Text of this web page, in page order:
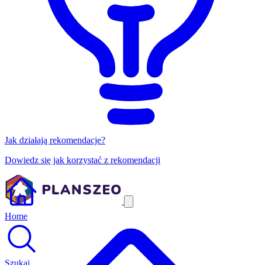
Jak działają rekomendacje?
Dowiedz się jak korzystać z rekomendacji
Home
Szukaj